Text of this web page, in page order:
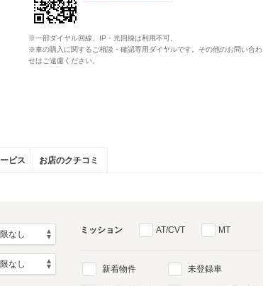
※一部ダイヤル回線、IP・光回線は利用不可。
※車の購入に関するご相談・確認専用ダイヤルです。その他のお問い合わ
せはご遠慮ください。
ビス お店のクチコミ
ミッション AT/CVT MT
新着物件 未登録車